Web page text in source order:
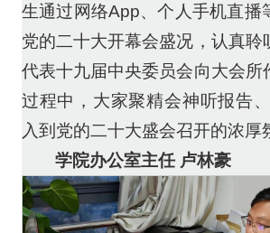
生通过网络App、个人手机直播
党的二十大开幕会盛况，认真聆
代表十九届中央委员会向大会所
过程中，大家聚精会神听报告
入到党的二十大盛会召开的浓厚
学院办公室主任 卢林豪